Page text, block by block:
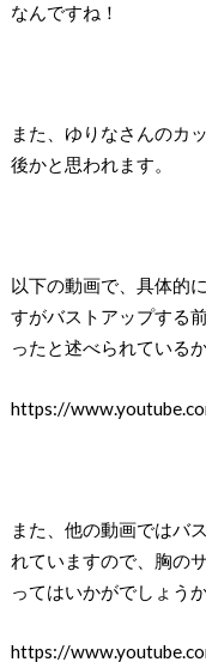
なんですね！
また、ゆりなさんのカ
後かと思われます。
以下の動画で、具体的
すがバストアップする
ったと述べられているか
https://
また、他の動画ではバ
れていますので、胸の
ってはいかがでしょう
https://